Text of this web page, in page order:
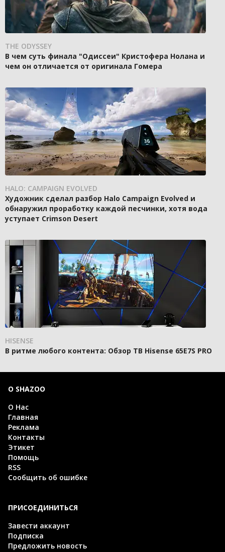
THE ODYSSEY
В чем суть финала "Одиссеи" Кристофера Нолана и
чем он отличается от оригинала Гомера
HALO: CAMPAIGN EVOLVED
Художник сделал разбор Halo Campaign Evolved и
обнаружил проработку каждой песчинки, хотя вода
уступает Crimson Desert
HISENSE
В ритме любого контента: Обзор ТВ Hisense 65E7S PRO
О SHAZOO
О Нас
Главная
Реклама
Контакты
Этикет
Помощь
RSS
Сообщить об ошибке
ПРИСОЕДИНИТЬСЯ
Завести аккаунт
Подписка
Предложить новость